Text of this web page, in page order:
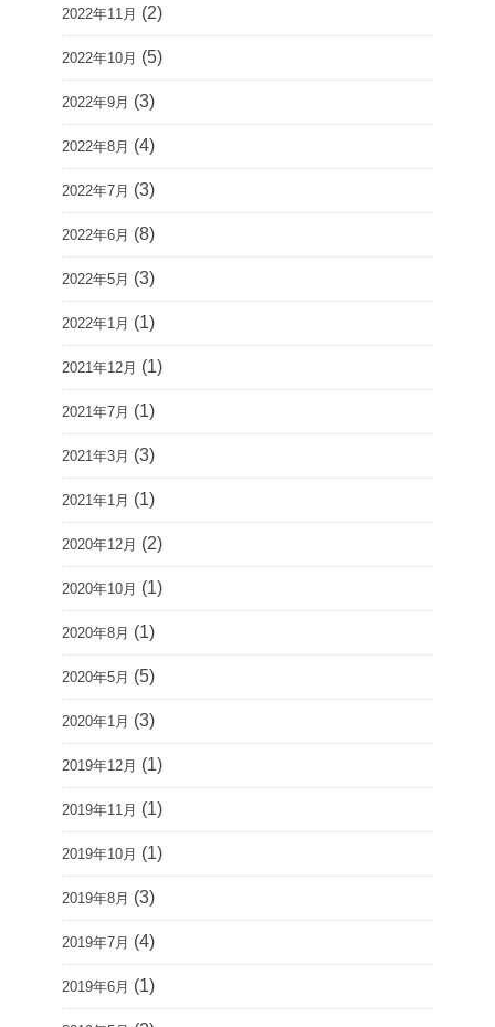
2022年11月 (2)
2022年10月 (5)
2022年9月 (3)
2022年8月 (4)
2022年7月 (3)
2022年6月 (8)
2022年5月 (3)
2022年1月 (1)
2021年12月 (1)
2021年7月 (1)
2021年3月 (3)
2021年1月 (1)
2020年12月 (2)
2020年10月 (1)
2020年8月 (1)
2020年5月 (5)
2020年1月 (3)
2019年12月 (1)
2019年11月 (1)
2019年10月 (1)
2019年8月 (3)
2019年7月 (4)
2019年6月 (1)